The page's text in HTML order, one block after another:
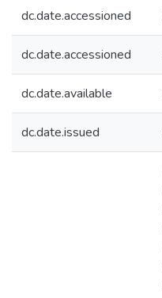
dc.date.accessioned
dc.date.accessioned
dc.date.available
dc.date.issued